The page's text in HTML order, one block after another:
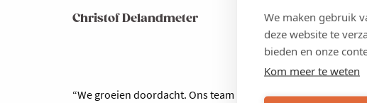
We maken gebruik
deze website te
bieden en onze
Kom meer te weten
Christof Delandmeter
“We groeien doordacht. Ons team telt nu 9 medewerkers.